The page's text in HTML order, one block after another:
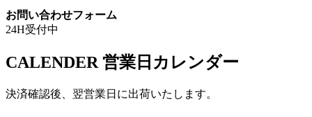
お問い合わせフォーム
24H受付中
CALENDER 営業日カレンダー
決済確認後、翌営業日に出荷いたします。